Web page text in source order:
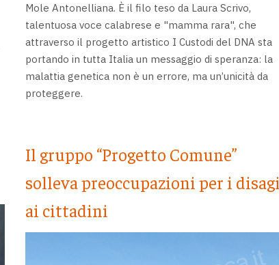
Mole Antonelliana. È il filo teso da Laura Scrivo,
talentuosa voce calabrese e "mamma rara", che
attraverso il progetto artistico I Custodi del DNA sta
portando in tutta Italia un messaggio di speranza: la
malattia genetica non è un errore, ma un’unicità da
proteggere.
Il gruppo “Progetto Comune”
solleva preoccupazioni per i disagi
ai cittadini